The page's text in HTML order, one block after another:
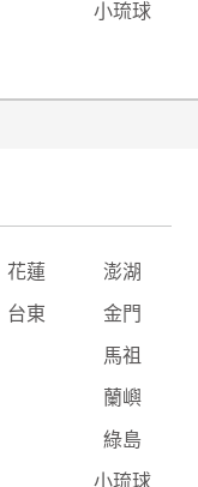
小琉球
花蓮 澎湖
台東 金門
馬祖
蘭嶼
綠島
小琉球